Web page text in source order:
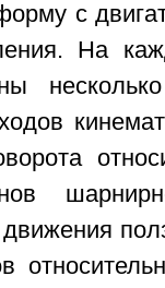
с
На